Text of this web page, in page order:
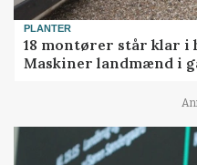
PLANTER
18 montører står klar i
Maskiner landmænd i